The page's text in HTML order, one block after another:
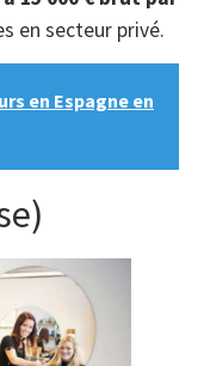
en secteur privé.
en Espagne en